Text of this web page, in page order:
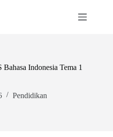
Indonesia Tema 1
Pendidikan